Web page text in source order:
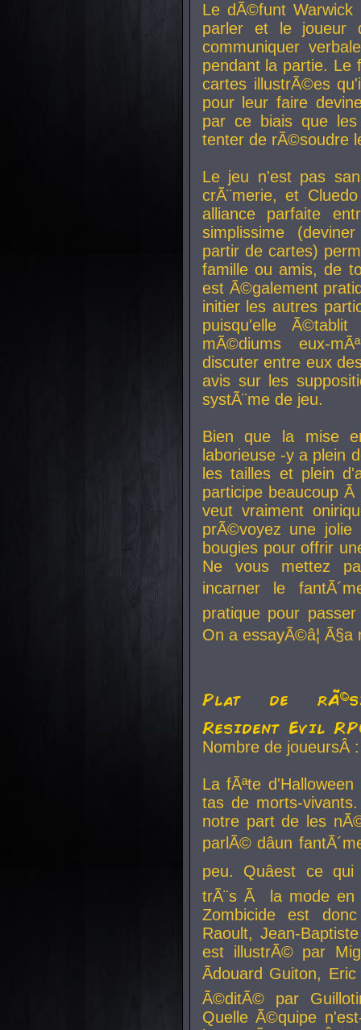
Le dÃ©funt Warwick
parler et le joueur
communiquer
pendant la partie. Le
cartes illustrÃ©es
pour leur faire
par ce biais que
tenter de rÃ©soudre
Le jeu n'est pas
crÃ¨merie, et
alliance parfaite
simplissime
partir de cartes)
famille ou amis, de
est Ã©galement
initier les autres
puisqu'elle
mÃ©diums eux-
discuter entre eux
avis sur les
systÃ¨me de jeu.
Bien que la mise
laborieuse -y a plein
les tailles et plein
participe beaucoup
veut vraiment
prÃ©voyez une
bougies pour offrir
Ne vous mettez
incarner le
pratique pour
On a essayÃ©â¦
Plat de
Resident Evil
Nombre de
La fÃªte
tas de morts-
notre part de les
parlÃ© dâun
peu. Quâest ce
trÃ¨s Ã la mode en
Zombicide est
Raoult, Jean-
est illustrÃ© par
Ãdouard Guiton,
Ã©ditÃ© par
Quelle Ã©quipe